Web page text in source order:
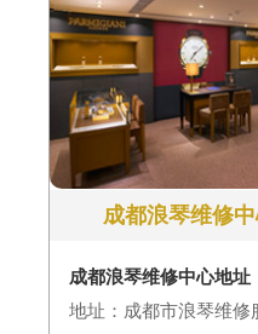
成都浪琴维修
成都浪琴维修中心地址
地址：成都市浪琴维修